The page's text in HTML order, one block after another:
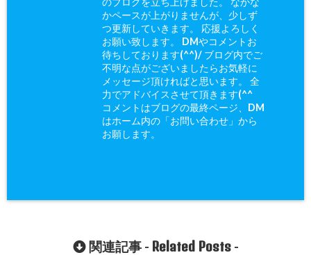
かペースが上がりませんが、少しず
つ更新していきます。 応援よろしく
お願い致します。 DMやコメントお
待ちしております(^^)/ ブログ内でご
不明な点がございましたらお気軽に
メッセージ頂ければと思います。 全
力でアドバイスさせて頂きます(^^ゞ
コメントはブログの最終ページ、DM
はホーム内の「お問い合わせ」から
お願します。
関連記事 - Related Posts-